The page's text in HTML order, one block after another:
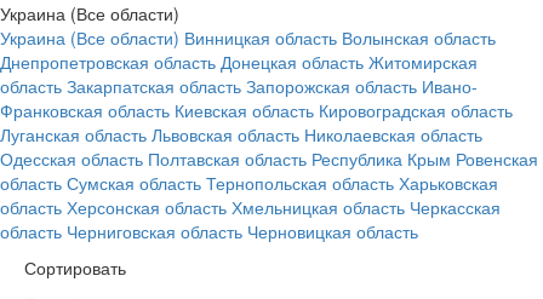
Украина (Все области)
Украина (Все области) Винницкая область Волынская область
Днепропетровская область Донецкая область Житомирская
область Закарпатская область Запорожская область Ивано-
Франковская область Киевская область Кировоградская область
Луганская область Львовская область Николаевская область
Одесская область Полтавская область Республика Крым Ровенская
область Сумская область Тернопольская область Харьковская
область Херсонская область Хмельницкая область Черкасская
область Черниговская область Черновицкая область
Сортировать